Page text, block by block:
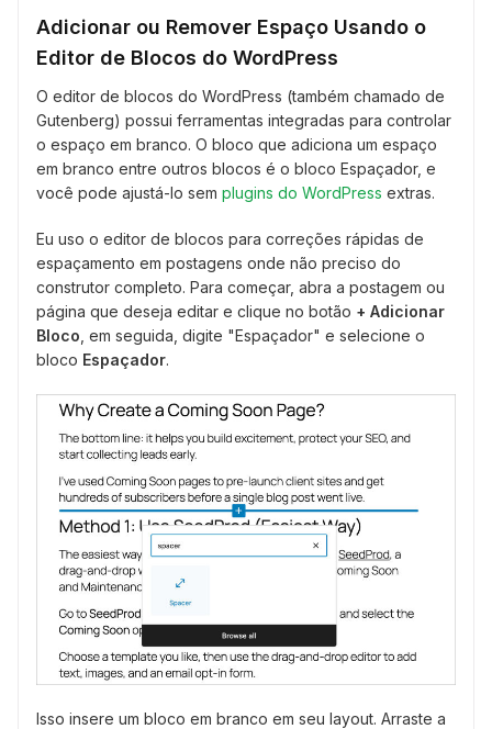
Adicionar ou Remover Espaço Usando o
Editor de Blocos do WordPress
O editor de blocos do WordPress (também chamado de
Gutenberg) possui ferramentas integradas para controlar
o espaço em branco. O bloco que adiciona um espaço
em branco entre outros blocos é o bloco Espaçador, e
você pode ajustá-lo sem plugins do WordPress extras.
Eu uso o editor de blocos para correções rápidas de
espaçamento em postagens onde não preciso do
construtor completo. Para começar, abra a postagem ou
página que deseja editar e clique no botão + Adicionar
Bloco , em seguida, digite "Espaçador" e selecione o
bloco Espaçador.
Isso insere um bloco em branco em seu layout. Arraste a